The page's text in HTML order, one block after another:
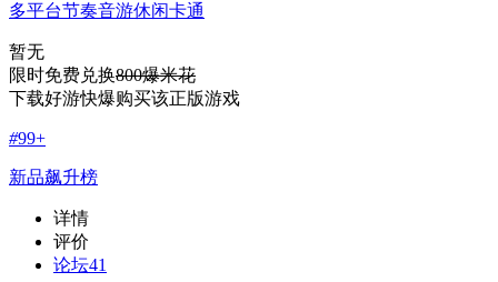
多平台节奏音游休闲卡通
暂无
限时免费兑换800爆米花
下载好游快爆购买该正版游戏
#99+
新品飙升榜
详情
评价
论坛41